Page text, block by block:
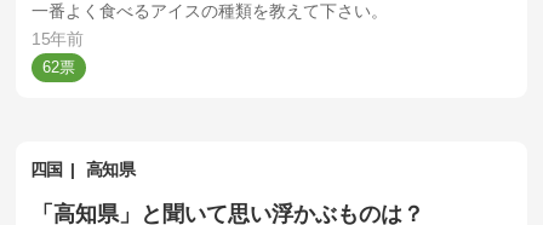
一番よく食べるアイスの種類を教えて下さい。
15年前
62
四国 高知県
「高知県」と聞いて思い浮かぶものは？